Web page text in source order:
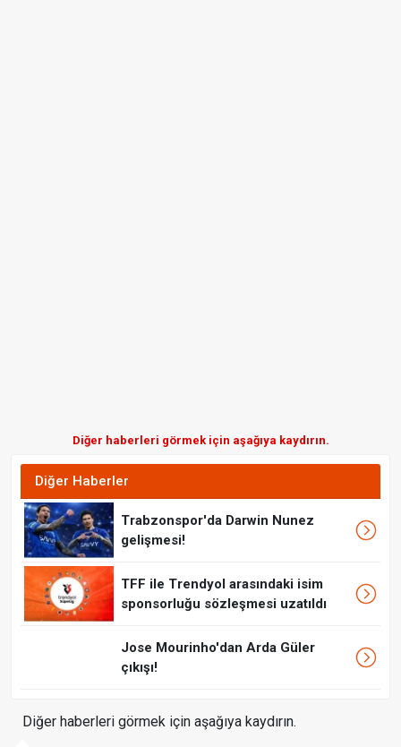
Diğer haberleri görmek için aşağıya kaydırın.
Diğer Haberler
Trabzonspor'da Darwin Nunez
gelişmesi!
TFF ile Trendyol arasındaki isim
sponsorluğu sözleşmesi uzatıldı
Jose Mourinho'dan Arda Güler
çıkışı!
Diğer haberleri görmek için aşağıya kaydırın.